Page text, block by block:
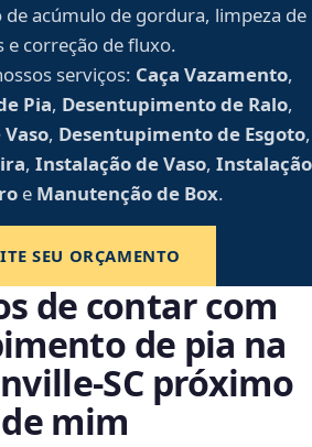
acúmulo de gordura, limpeza de
e correção de fluxo.
serviços: Caça Vazamento,
Pia, Desentupimento de Ralo,
, Desentupimento de Esgoto,
, Instalação de Vaso, Instalação
e Manutenção de Box.
SEU ORÇAMENTO
de contar com
de pia na
próximo
de mim